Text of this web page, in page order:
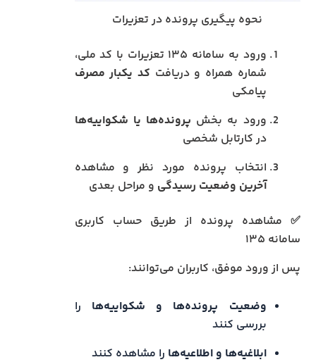
نحوه پیگیری پرونده در تعزیرات
ورود به سامانه ۱۳۵ تعزیرات با کد ملی،
شماره همراه و دریافت کد یکبار مصرف
پیامکی
ورود به بخش پرونده‌ها یا شکواییه‌ها
در کارتابل شخصی
انتخاب پرونده مورد نظر و مشاهده
آخرین وضعیت رسیدگی و مراحل بعدی
✅ مشاهده پرونده از طریق حساب کاربری
سامانه ۱۳۵
پس از ورود موفق، کاربران می‌توانند:
وضعیت پرونده‌ها و شکواییه‌ها را
بررسی کنند
ابلاغیه‌ها و اطلاعیه‌ها را مشاهده کنند